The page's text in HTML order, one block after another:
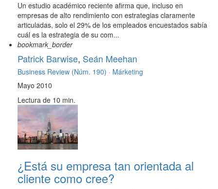
Un estudio académico reciente afirma que, incluso en
empresas de alto rendimiento con estrategias claramente
articuladas, solo el 29% de los empleados encuestados sabía
cuál es la estrategia de su com...
bookmark_border
Patrick Barwise, Seán Meehan
Business Review (Núm. 190) · Márketing
Mayo 2010
Lectura de 10 min.
¿Está su empresa tan orientada al
cliente como cree?